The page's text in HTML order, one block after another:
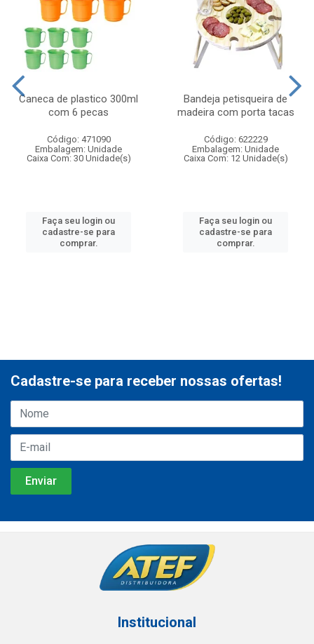
Caneca de plastico 300ml
com 6 pecas
Código: 471090
Embalagem: Unidade
Caixa Com: 30 Unidade(s)
Faça seu login ou
cadastre-se para
comprar.
Bandeja petisqueira de
madeira com porta tacas
Código: 622229
Embalagem: Unidade
Caixa Com: 12 Unidade(s)
Faça seu login ou
cadastre-se para
comprar.
Cadastre-se para receber nossas ofertas!
Institucional